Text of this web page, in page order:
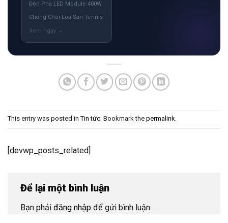
Đèn Pha LED Module 400W
Chống Chói Loá Sân Tennis
This entry was posted inTin tức. Bookmark the permalink.
[devwp_posts_related]
Để lại một bình luận
Bạn phải đăng nhập để gửi bình luận.